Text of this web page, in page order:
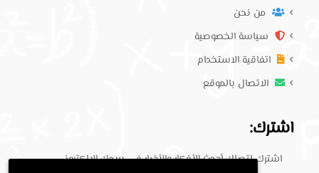
من نحن
سياسة الخصوصية
اتفاقية الاستخدام
الاتصال بالموقع
اشترك:
اشترك لتصلك أحدث الأفكار والأخبار في بريدك الإلكتروني.